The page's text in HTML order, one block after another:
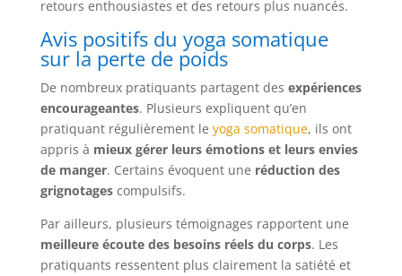
retours enthousiastes et des retours plus nuancés.
Avis positifs du yoga somatique
sur la perte de poids
De nombreux pratiquants partagent des expériences
encourageantes. Plusieurs expliquent qu’en
pratiquant régulièrement le yoga somatique, ils ont
appris à mieux gérer leurs émotions et leurs envies
de manger. Certains évoquent une réduction des
grignotagescompulsifs.
Par ailleurs, plusieurs témoignages rapportent une
meilleure écoute des besoins réels du corps. Les
pratiquants ressentent plus clairement la satiété et